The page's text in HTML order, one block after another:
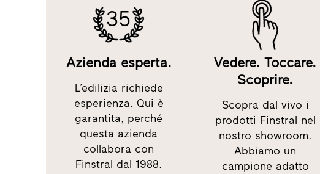
35
Azienda esperta.
L’edilizia richiede
esperienza. Qui è
garantita, perché
questa azienda
collabora con
Finstral dal 1988.
Vedere. Toccare.
Scoprire.
Scopra dal vivo i
prodotti Finstral nel
nostro showroom.
Abbiamo un
campione adatto